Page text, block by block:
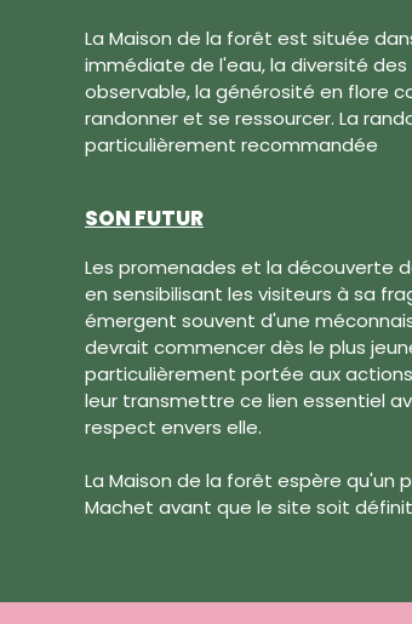
La Maison de la forêt est située
immédiate de l'eau, la diversité
observable, la générosité en flore
randonner et se ressourcer. La
particulièrement recommandée
SON FUTUR
Les promenades et la découverte
en sensibilisant les visiteurs à sa
émergent souvent d'une
devrait commencer dès le plus
particulièrement portée aux
leur transmettre ce lien essentiel
respect envers elle.
La Maison de la forêt espère qu'un
Machet avant que le site soit